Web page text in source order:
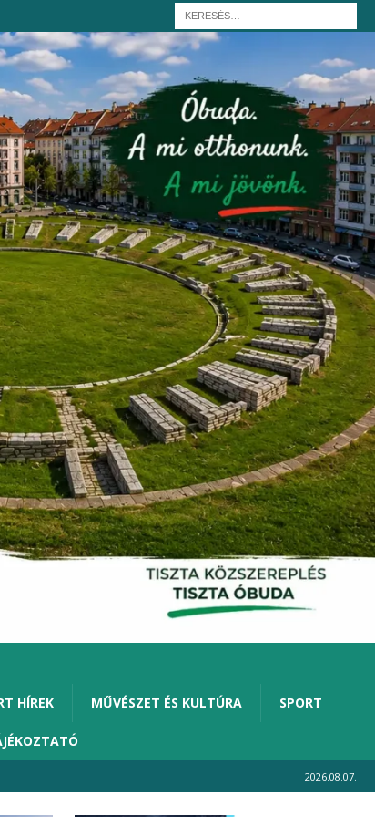
HÍREK MŰVÉSZET ÉS KULTÚRA SPORT
2026.08.07.